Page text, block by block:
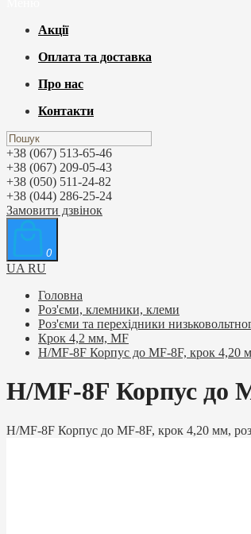
Акції
Оплата та доставка
Про нас
Контакти
+38 (067) 513-65-46
+38 (067) 209-05-43
+38 (050) 511-24-82
+38 (044) 286-25-24
Замовити дзвінок
0
UA RU
Головна
Роз'єми, клемники, клеми
Роз'єми та перехідники
Крок 4,2 мм, MF
H/MF-8F Корпус до MF-8F, крок 4,20
H/MF-8F Корпус до
H/MF-8F Корпус до MF-8F, крок 4,20 мм,